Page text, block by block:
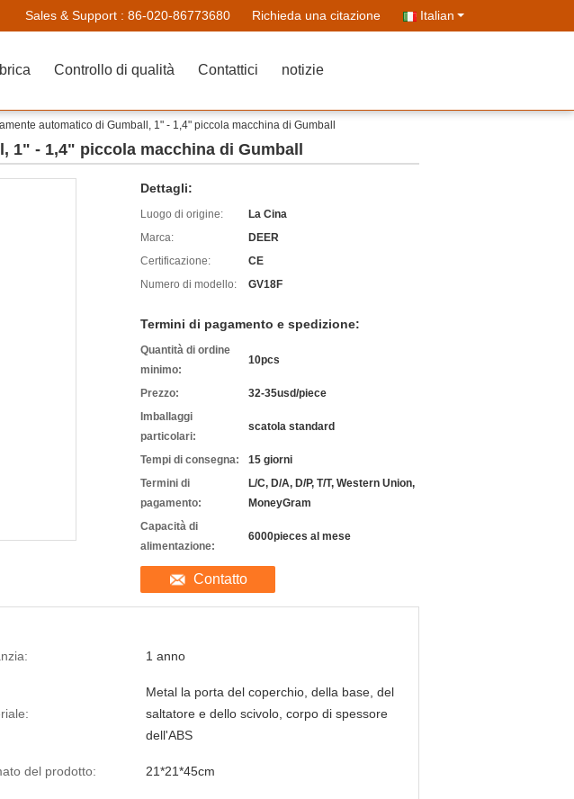
Sales & Support : 86-020-86773680 Richieda una citazione Italian
Controllo di qualità Contattici notizie
automatico di Gumball, 1" - 1,4" piccola macchina di Gumball
- 1,4" piccola macchina di Gumball
Dettagli:
Luogo di origine:
La Cina
Marca:
DEER
Certificazione:
CE
Numero di modello:
GV18F
Termini di pagamento e spedizione:
Quantità di ordine
minimo:
10pcs
Prezzo:
32-35usd/piece
Imballaggi
particolari:
scatola standard
Tempi di consegna:
15 giorni
Termini di
pagamento:
L/C, D/A, D/P, T/T, Western Union,
MoneyGram
Capacità di
alimentazione:
6000pieces al mese
Contatto
1 anno
Metal la porta del coperchio, della base, del
saltatore e dello scivolo, corpo di spessore
dell'ABS
del prodotto: 21*21*45cm